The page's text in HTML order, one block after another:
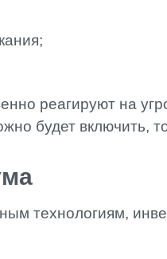
реагируют на
будет включить,
технологиям,